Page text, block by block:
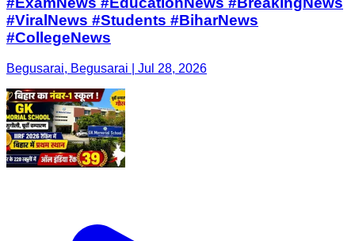
#ViralNews #Students #BiharNews
#CollegeNews
Begusarai, Begusarai | Jul 28, 2026